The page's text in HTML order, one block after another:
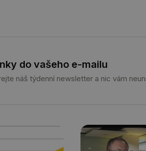
do vašeho e-mailu
náš týdenní newsletter a nic vám